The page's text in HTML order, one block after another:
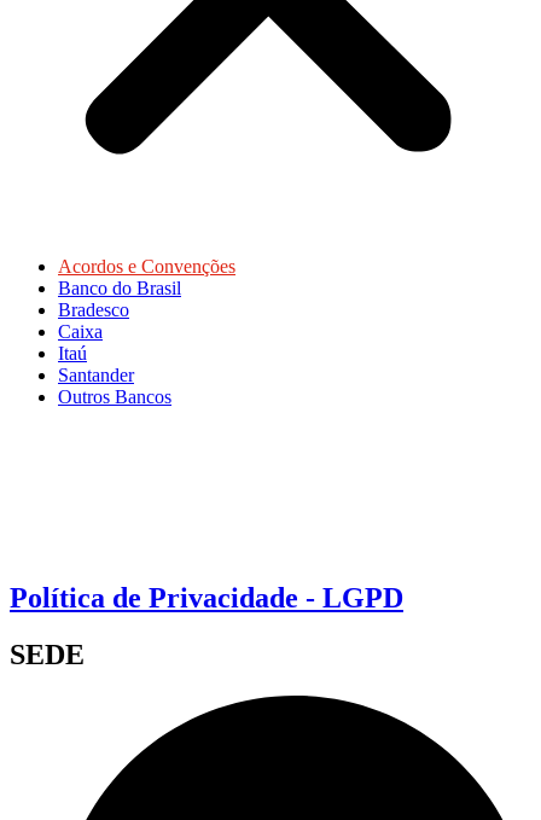
Acordos e Convenções
Banco do Brasil
Bradesco
Caixa
Itaú
Santander
Outros Bancos
Política de Privacidade - LGPD
SEDE